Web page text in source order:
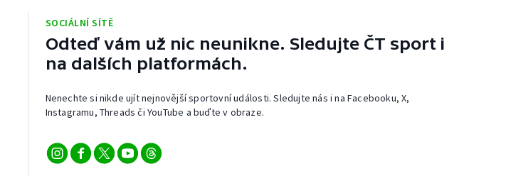
SOCIÁLNÍ SÍTĚ
Odteď vám už nic neunikne. Sledujte ČT sport i
na dalších platformách.
Nenechte si nikde ujít nejnovější sportovní události. Sledujte nás i na Facebooku, X,
Instagramu, Threads či YouTube a buďte v obraze.